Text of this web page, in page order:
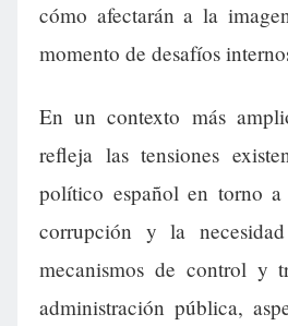
cómo afectarán a la
momento de desafíos
En un contexto más
refleja las tensiones
político español en torno
corrupción y la
mecanismos de control y
administración pública,